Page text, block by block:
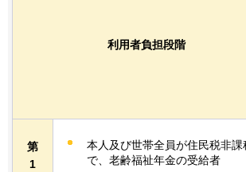
利用者負担段階
第
1
本人及び世帯全員が住民税非課
で、老齢福祉年金の受給者